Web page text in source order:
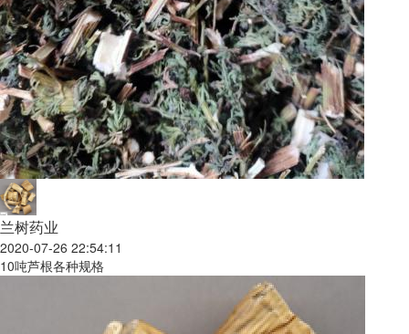
兰树药业
2020-07-26 22:54:11
10吨芦根各种规格